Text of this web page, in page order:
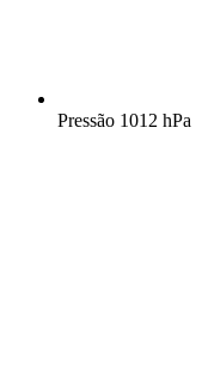
Pressão 1012 hPa